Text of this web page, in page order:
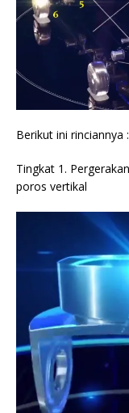
Berikut ini rinciannya :
Tingkat 1.
poros vertikal